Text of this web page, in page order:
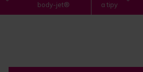
body-jet®
a tipy